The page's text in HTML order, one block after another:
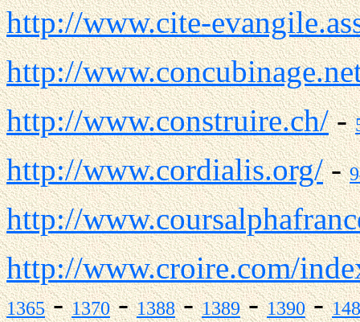
http://www.cite-
http://
http://www.construire.ch/-
http://www.cordialis.org/-
http://
http://www.croire.com/
1365-1370-1388-1389-1390-